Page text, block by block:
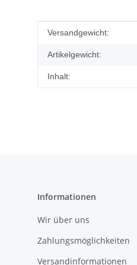
Produkteigenschaft
Wert
Versandgewicht:
Artikelgewicht:
Inhalt:
Informationen
Wir über uns
Zahlungsmöglichkeiten
Versandinformationen